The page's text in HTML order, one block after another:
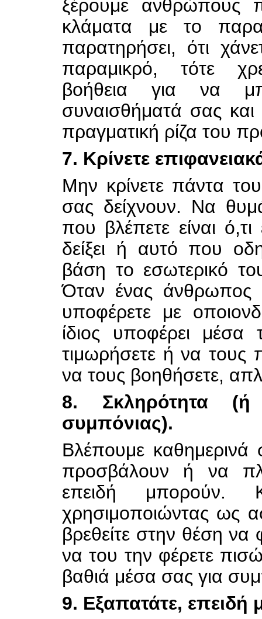
ξέρουμε ανθρώπους
κλάματα με το
παρατηρήσει, ότι
παραμικρό, τότε
βοήθεια για να
συναισθήματά σας
πραγματική ρίζα του
7. Κρίνετε
Μην κρίνετε πάντα
σας δείχνουν. Να
που βλέπετε είναι
δείξει ή αυτό που
βάση το εσωτερικό
Όταν ένας άνθρωπος
υποφέρετε με
ίδιος υποφέρει μέσα
τιμωρήσετε ή να τους
να τους βοηθήσετε,
8. Σκληρότητα (ή
συμπόνιας).
Βλέπουμε
προσβάλουν ή να
επειδή μπορούν.
χρησιμοποιώντας ως
βρεθείτε στην θέση να
να του την φέρετε
βαθιά μέσα σας για
9. Εξαπατάτε, επειδή